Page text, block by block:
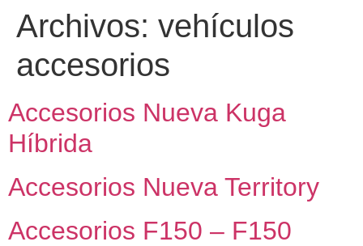
Archivos: vehículos
accesorios
Accesorios Nueva Kuga
Híbrida
Accesorios Nueva Territory
Accesorios F150 – F150